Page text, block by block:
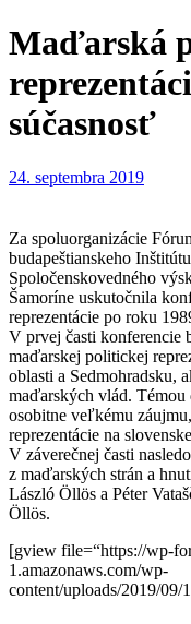
Maďarská
súčasnosť
24. septembra 2019
Za spoluorganizácie
budapeštianskeho
Spoločenskovedného
Šamoríne uskutočnila
reprezentácie po roku
V prvej časti konferencie
maďarskej politickej
oblasti a Sedmohradsku,
maďarských vlád. Témou
osobitne veľkému
reprezentácie na
V záverečnej časti
z maďarských strán a
László Öllös a Péter
Öllös.
[gview file=“https://wp-
1.amazonaws.com/wp-
content/uploads/2019/